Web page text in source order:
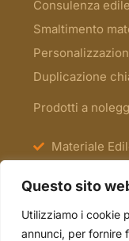
Questo sito
Utilizziamo i cookie
annunci, per fornire
Consulenza edile
Smaltimento
Duplicazione
Prodotti a
Materiale
Scale e
Occasioni